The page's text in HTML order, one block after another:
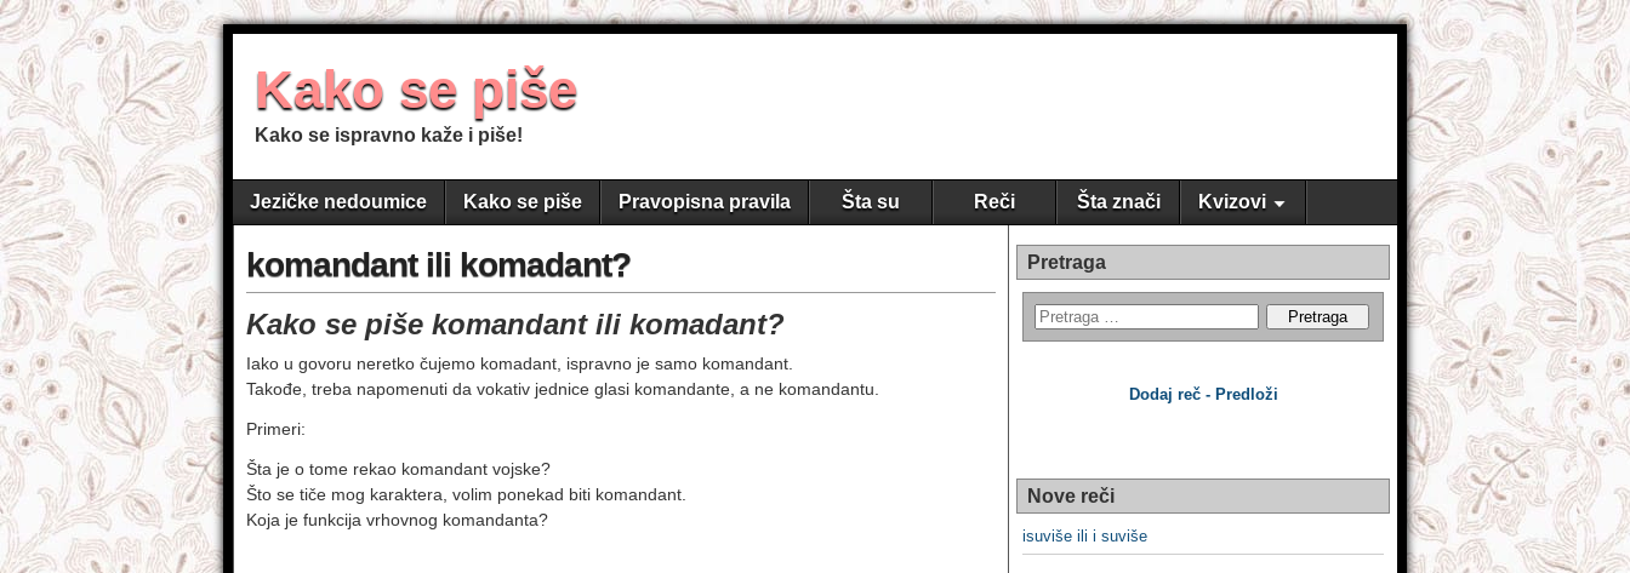
Kako se piše
Kako se ispravno kaže i piše!
Jezičke nedoumice Kako se piše Pravopisna pravila Šta su Reči Šta znači Kvizovi
komandant ili komadant?
Kako se piše komandant ili komadant?
Iako u govoru neretko čujemo komadant, ispravno je samo komandant.
Takođe, treba napomenuti da vokativ jednice glasi komandante, a ne komandantu.
Primeri:
Šta je o tome rekao komandant vojske?
Što se tiče mog karaktera, volim ponekad biti komandant.
Koja je funkcija vrhovnog komandanta?
Pretraga
Dodaj reč - Predloži
Nove reči
isuviše ili i suviše